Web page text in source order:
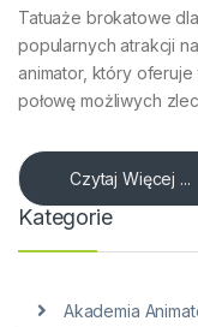
Tatuaże brokatowe
popularnych atrakcji
animator, który oferuje
połowę możliwych
Czytaj Więcej ...
Kategorie
Akademia